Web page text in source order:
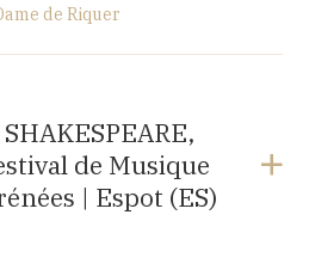
de Riquer
de Musique
| Espot (ES)